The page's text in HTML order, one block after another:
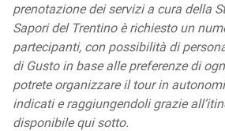
prenotazione dei servizi a cura della
Sapori del Trentino è richiesto un
partecipanti, con possibilità di
di Gusto in base alle preferenze di
potrete organizzare il tour in
indicati e raggiungendoli grazie
disponibile qui sotto.